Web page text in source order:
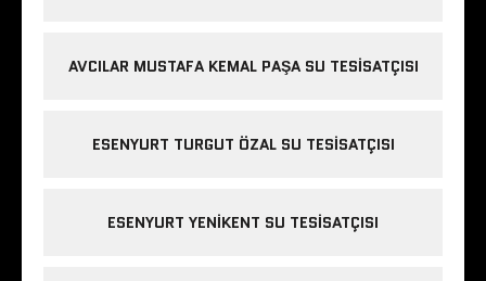
AVCILAR MUSTAFA KEMAL PAŞA SU TESISATÇISI
ESENYURT TURGUT ÖZAL SU TESISATÇISI
ESENYURT YENIKENT SU TESISATÇISI